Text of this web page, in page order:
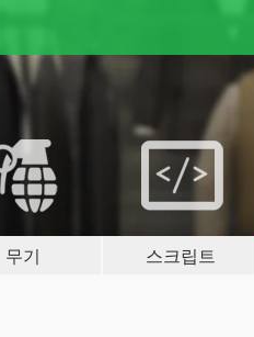
무기 스크립트